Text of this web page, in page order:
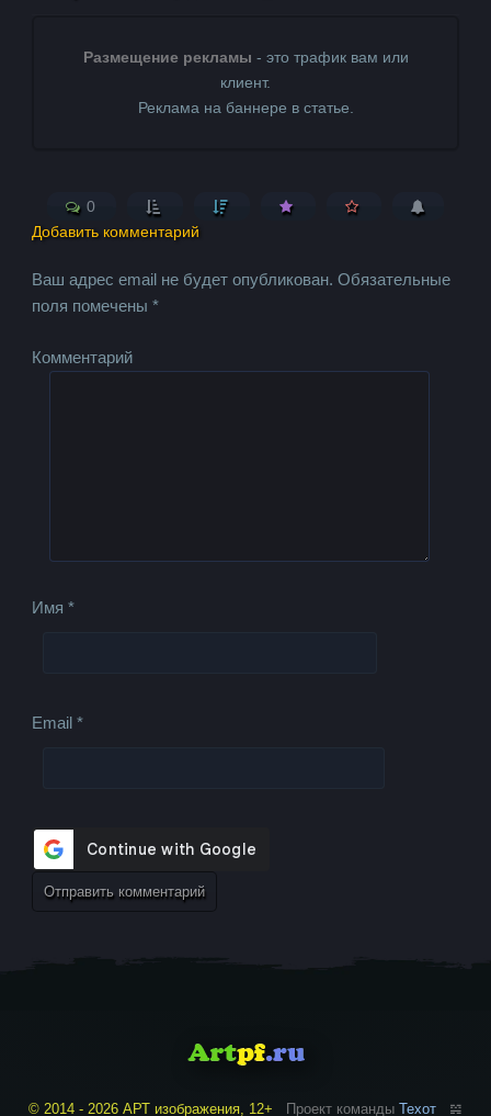
Размещение рекламы - это трафик вам или
клиент.
Реклама на баннере в статье.
0
Добавить комментарий
Ваш адрес email не будет опубликован. Обязательные
поля помечены*
Комментарий
Имя*
Email*
© 2014 - 2026 АРТ изображения, 12+ Проект команды Техот 𝌴